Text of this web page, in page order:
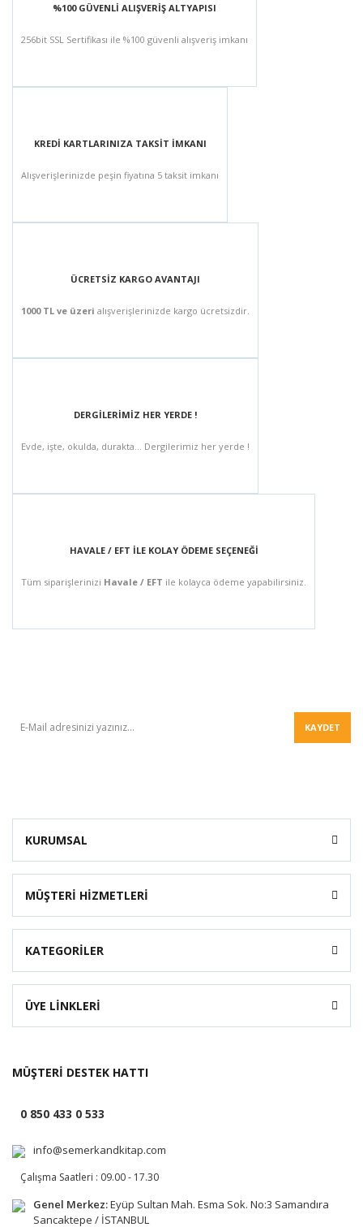
%100 GÜVENLİ ALIŞVERİŞ ALTYAPISI
256bit SSL Sertifikası ile %100 güvenli alışveriş imkanı
KREDİ KARTLARINIZA TAKSİT İMKANI
Alışverişlerinizde peşin fiyatına 5 taksit imkanı
ÜCRETSİZ KARGO AVANTAJI
1000 TL ve üzeri alışverişlerinizde kargo ücretsizdir.
DERGİLERİMİZ HER YERDE !
Evde, işte, okulda, durakta... Dergilerimiz her yerde !
HAVALE / EFT İLE KOLAY ÖDEME SEÇENEĞİ
Tüm siparişlerinizi Havale / EFT ile kolayca ödeme yapabilirsiniz.
KAYDET
KURUMSAL
MÜŞTERİ HİZMETLERİ
KATEGORİLER
ÜYE LİNKLERİ
MÜŞTERİ DESTEK HATTI
0 850 433 0 533
info@semerkandkitap.com
Çalışma Saatleri : 09.00 - 17.30
Genel Merkez:Eyüp Sultan Mah. Esma Sok. No:3 Samandıra
Sancaktepe / İSTANBUL